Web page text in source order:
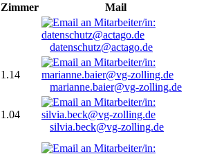
Zimmer
Mail
datenschutz@actago.de
1.14
marianne.baier@vg-zolling.de
1.04
silvia.beck@vg-zolling.de